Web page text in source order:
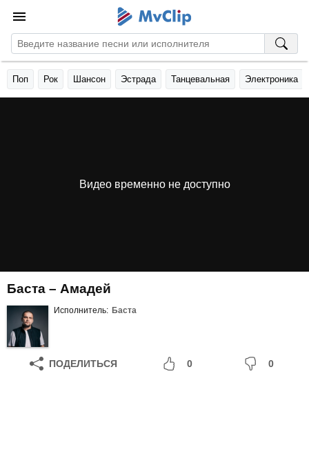
Поп Рок Шансон Эстрада Танцевальная Электроника
Видео временно не доступно
Баста – Амадей
Исполнитель: Баста
ПОДЕЛИТЬСЯ 0 0